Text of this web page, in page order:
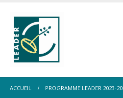
ACCUEIL PROGRAMME LEADER 2023-